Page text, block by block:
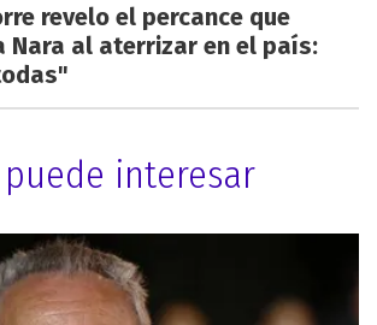
revelo el percance que
Nara al aterrizar en el país:
puede interesar